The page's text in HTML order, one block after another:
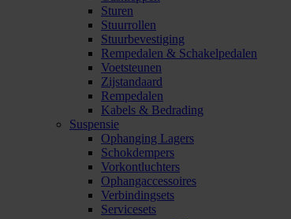
Sturen
Stuurrollen
Stuurbevestiging
Rempedalen & Schakelpedalen
Voetsteunen
Zijstandaard
Rempedalen
Kabels & Bedrading
Suspensie
Ophanging Lagers
Schokdempers
Vorkontluchters
Ophangaccessoires
Verbindingsets
Servicesets